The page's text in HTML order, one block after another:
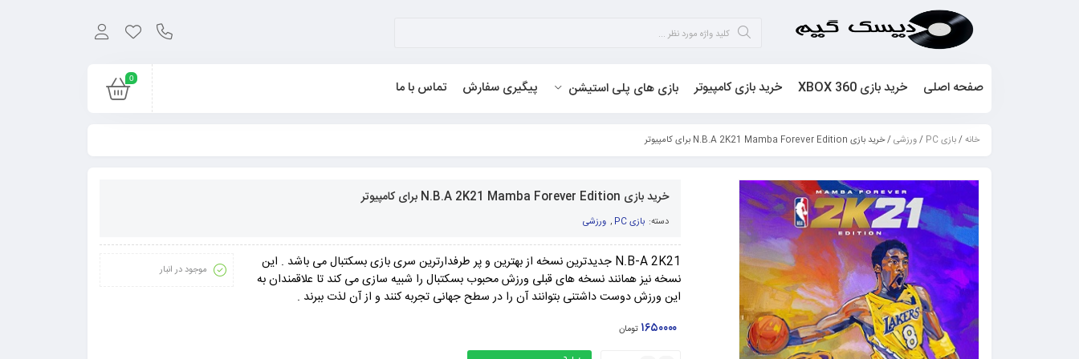
0 صفحه اصلی خرید بازی XBOX 360 خرید بازی کامپیوتر بازی های پلی استیشن پیگیری سفارش تماس با ما
خانه/بازی PC /ورزشی/ خرید بازی N.B.A 2K21 Mamba Forever Edition برای کامپیوتر
خرید بازی N.B.A 2K21 Mamba Forever Edition برای کامپیوتر
دسته: بازی PC , ورزشی
N.B-A 2K21 جدیدترین نسخه از بهترین و پر طرفدارترین سری بازی بسکتبال می باشد . این
نسخه نیز همانند نسخه های قبلی ورزش محبوب بسکتبال را شبیه سازی می کند تا علاقمندان به
این ورزش دوست داشتنی بتوانند آن را در سطح جهانی تجربه کنند و از آن لذت ببرند .
۱۶۵۰۰۰۰ تومان
موجود در انبار